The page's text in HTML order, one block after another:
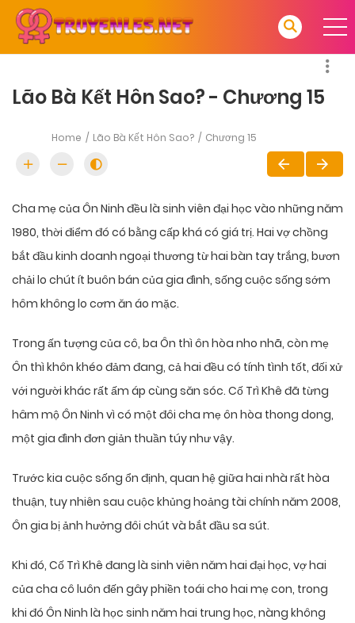
Lão Bà Kết Hôn Sao? - Chương 15
Home Lão Bà Kết Hôn Sao? Chương 15
Cha mẹ của Ôn Ninh đều là sinh viên đại học vào những năm
1980, thời điểm đó có bằng cấp khá có giá trị. Hai vợ chồng
bắt đầu kinh doanh ngoại thương từ hai bàn tay trắng, bươn
chải lo chút ít buôn bán của gia đình, sống cuộc sống sớm
hôm không lo cơm ăn áo mặc.
Trong ấn tượng của cô, ba Ôn thì ôn hòa nho nhã, còn mẹ
Ôn thì khôn khéo đảm đang, cả hai đều có tính tình tốt, đối xử
với người khác rất ấm áp cùng săn sóc. Cố Trì Khê đã từng
hâm mộ Ôn Ninh vì có một đôi cha mẹ ôn hòa thong dong,
một gia đình đơn giản thuần túy như vậy.
Trước kia cuộc sống ổn định, quan hệ giữa hai nhà rất hòa
thuận, tuy nhiên sau cuộc khủng hoảng tài chính năm 2008,
Ôn gia bị ảnh hưởng đôi chút và bắt đầu sa sút.
Khi đó, Cố Trì Khê đang là sinh viên năm hai đại học, vợ hai
của cha cô luôn đến gây phiền toái cho hai mẹ con, trong
khi đó Ôn Ninh là học sinh năm hai trung học, nàng không